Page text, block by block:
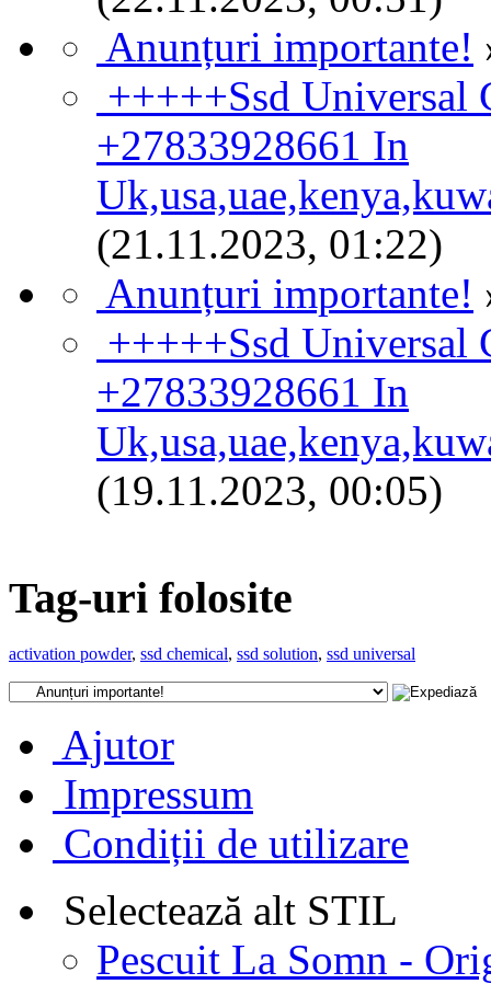
Anunțuri importante!
+++++Ssd Universal
+27833928661 In
(21.11.2023, 01:22)
Anunțuri importante!
+++++Ssd Universal
+27833928661 In
(19.11.2023, 00:05)
Tag-uri folosite
activation powder, ssd chemical, ssd solution, ssd universal
Ajutor
Impressum
Condiții de utilizare
Selectează alt STIL
Pescuit La Somn -